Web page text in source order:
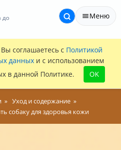
до
Меню
соглашаетесь с Политикой
данных и с использованием
в данной Политике.
OK
Уход и содержание
собаку для здоровья кожи